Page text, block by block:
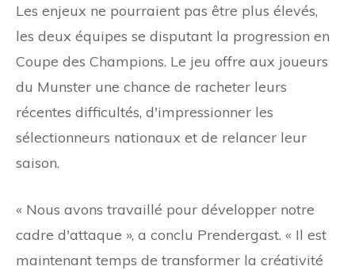
Les enjeux ne pourraient pas être plus élevés,
les deux équipes se disputant la progression en
Coupe des Champions. Le jeu offre aux joueurs
du Munster une chance de racheter leurs
récentes difficultés, d'impressionner les
sélectionneurs nationaux et de relancer leur
saison.
« Nous avons travaillé pour développer notre
cadre d'attaque », a conclu Prendergast. « Il est
maintenant temps de transformer la créativité